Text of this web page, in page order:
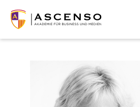
Angelika Hermann-Meier